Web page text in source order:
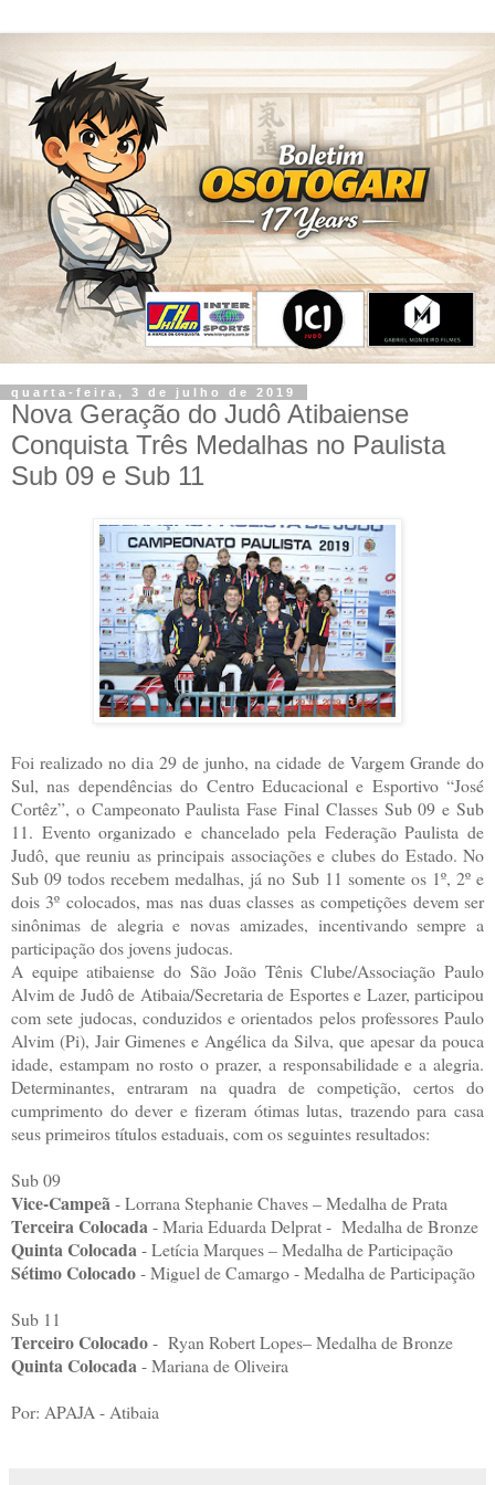
quarta-feira, 3 de julho de 2019
Nova Geração do Judô Atibaiense
Conquista Três Medalhas no Paulista
Sub 09 e Sub 11
Foi realizado no dia 29 de junho, na cidade de Vargem Grande do
Sul, nas dependências do Centro Educacional e Esportivo “José
Cortêz”, o Campeonato Paulista Fase Final Classes Sub 09 e Sub
11. Evento organizado e chancelado pela Federação Paulista de
Judô, que reuniu as principais associações e clubes do Estado. No
Sub 09 todos recebem medalhas, já no Sub 11 somente os 1º, 2º e
dois 3º colocados, mas nas duas classes as competições devem ser
sinônimas de alegria e novas amizades, incentivando sempre a
participação dos jovens judocas.
A equipe atibaiense do São João Tênis Clube/Associação Paulo
Alvim de Judô de Atibaia/Secretaria de Esportes e Lazer, participou
com sete judocas, conduzidos e orientados pelos professores Paulo
Alvim (Pi), Jair Gimenes e Angélica da Silva, que apesar da pouca
idade, estampam no rosto o prazer, a responsabilidade e a alegria.
Determinantes, entraram na quadra de competição, certos do
cumprimento do dever e fizeram ótimas lutas, trazendo para casa
seus primeiros títulos estaduais, com os seguintes resultados:
Sub 09
Vice-Campeã- Lorrana Stephanie Chaves – Medalha de Prata
Terceira Colocada- Maria Eduarda Delprat - Medalha de Bronze
Quinta Colocada- Letícia Marques – Medalha de Participação
Sétimo Colocado- Miguel de Camargo - Medalha de Participação
Sub 11
Terceiro Colocado- Ryan Robert Lopes– Medalha de Bronze
Quinta Colocada- Mariana de Oliveira
Por: APAJA - Atibaia